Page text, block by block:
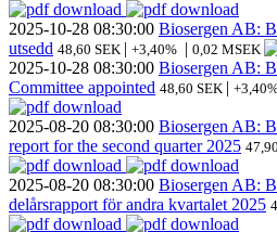
2025-10-28 08:30:00 Biosergen AB:
utsedd 48,60 SEK | +3,40% | 0,02 MSEK
2025-10-28 08:30:00 Biosergen AB:
Committee appointed 48,60 SEK |
2025-08-20 08:30:00 Biosergen AB:
report for the second quarter 2025
2025-08-20 08:30:00 Biosergen AB:
delårsrapport för andra kvartalet 2025